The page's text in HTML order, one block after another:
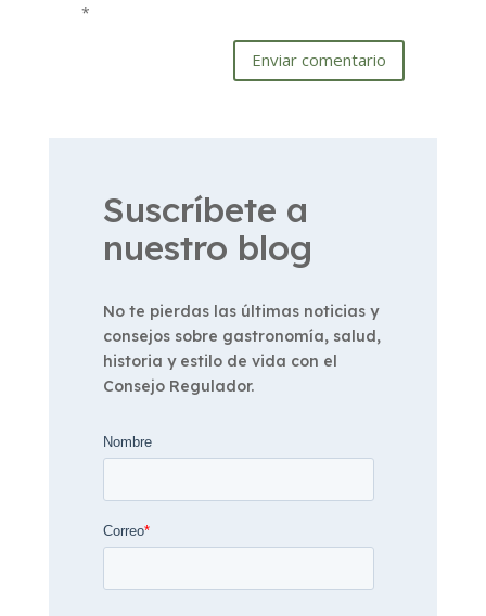
*
Enviar comentario
Suscríbete a
nuestro blog
No te pierdas las últimas noticias y
consejos sobre gastronomía, salud,
historia y estilo de vida con el
Consejo Regulador.